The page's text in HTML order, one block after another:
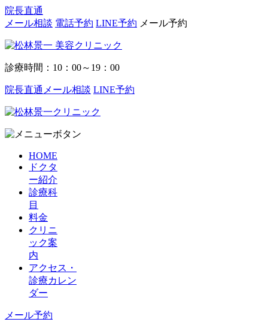
院長直通
メール相談 電話予約 LINE予約 メール予約
診療時間：10：00～19：00
院長直通メール相談 LINE予約
HOME
ドクタ
ー紹介
診療科
目
料金
クリニ
ック案
内
アクセス・
診療カレン
ダー
メール予約